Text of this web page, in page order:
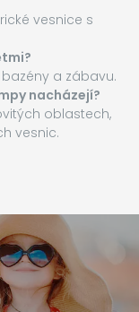
vesnice s
a zábavu.
nacházejí?
oblastech,
vesnic.